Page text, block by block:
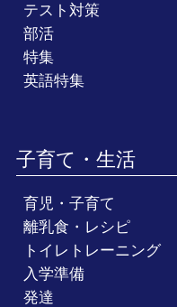
テスト対策
部活
特集
英語特集
子育て・生活
育児・子育て
離乳食・レシピ
トイレトレーニング
入学準備
発達